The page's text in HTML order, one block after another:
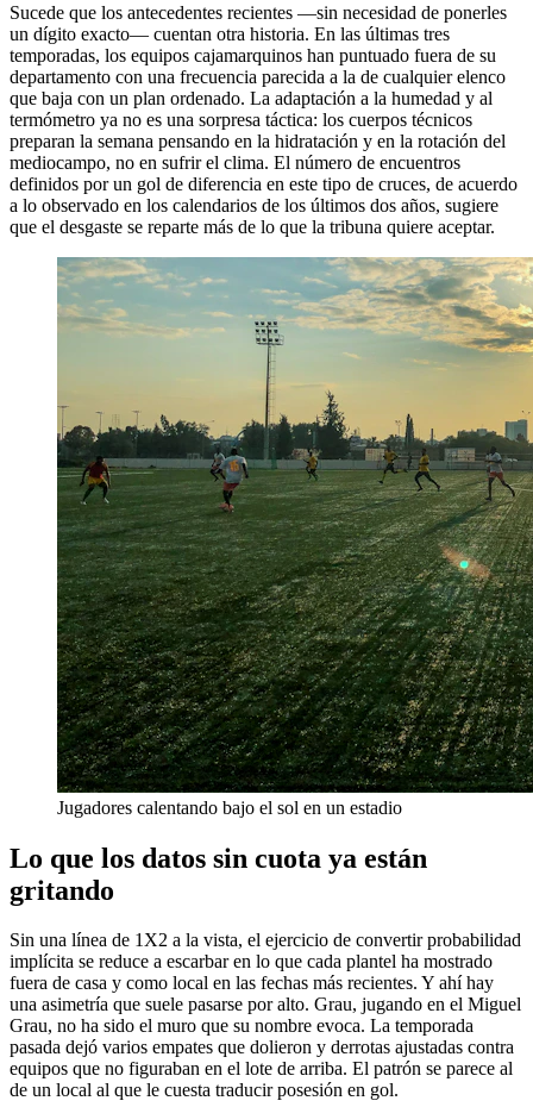
Sucede que los antecedentes recientes —sin necesidad de ponerles
un dígito exacto— cuentan otra historia. En las últimas tres
temporadas, los equipos cajamarquinos han puntuado fuera de su
departamento con una frecuencia parecida a la de cualquier elenco
que baja con un plan ordenado. La adaptación a la humedad y al
termómetro ya no es una sorpresa táctica: los cuerpos técnicos
preparan la semana pensando en la hidratación y en la rotación del
mediocampo, no en sufrir el clima. El número de encuentros
definidos por un gol de diferencia en este tipo de cruces, de acuerdo
a lo observado en los calendarios de los últimos dos años, sugiere
que el desgaste se reparte más de lo que la tribuna quiere aceptar.
Jugadores calentando bajo el sol en un estadio
Lo que los datos sin cuota ya están
gritando
Sin una línea de 1X2 a la vista, el ejercicio de convertir probabilidad
implícita se reduce a escarbar en lo que cada plantel ha mostrado
fuera de casa y como local en las fechas más recientes. Y ahí hay
una asimetría que suele pasarse por alto. Grau, jugando en el Miguel
Grau, no ha sido el muro que su nombre evoca. La temporada
pasada dejó varios empates que dolieron y derrotas ajustadas contra
equipos que no figuraban en el lote de arriba. El patrón se parece al
de un local al que le cuesta traducir posesión en gol.